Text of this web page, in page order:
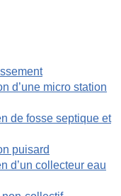
d’une micro station
de fosse septique et
puisard
d’un collecteur eau